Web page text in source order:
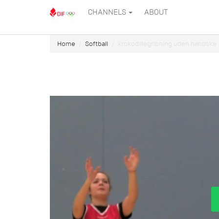
CHANNELS ABOUT
Home Softball krokodillegribning uden handske